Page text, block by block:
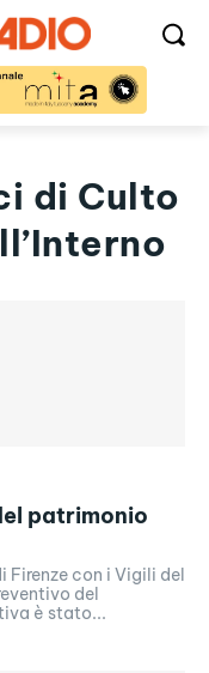
di Culto
patrimonio
con i Vigili del
del
è stato...